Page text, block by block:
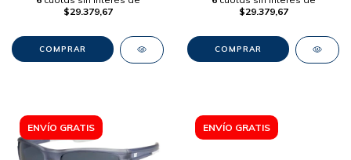
$29.379,67
$29.379,67
ENVÍO GRATIS ENVÍO GRATIS